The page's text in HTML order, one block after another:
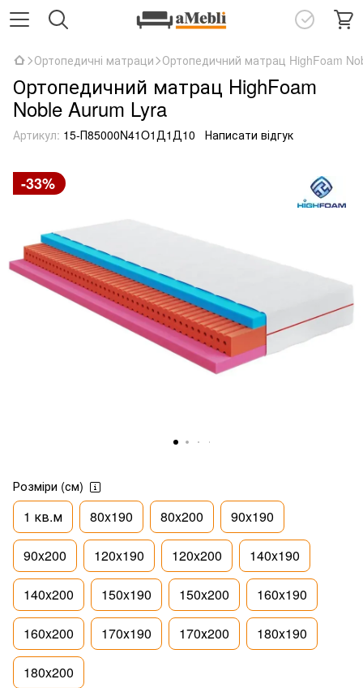
Ортопедичні матраци Ортопедичний матрац HighFoam
Ортопедичний матрац HighFoam
Noble Aurum Lyra
Артикул: 15-П85000N41O1Д1Д10 Написати відгук
-33%
Розміри (см)
1 кв.м 80x190 80x200 90x190
90x200 120x190 120x200 140x190
140x200 150x190 150x200 160x190
160x200 170х190 170х200 180x190
180x200